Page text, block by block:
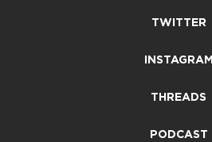
TWITTER
INSTAGRAM
THREADS
PODCAST